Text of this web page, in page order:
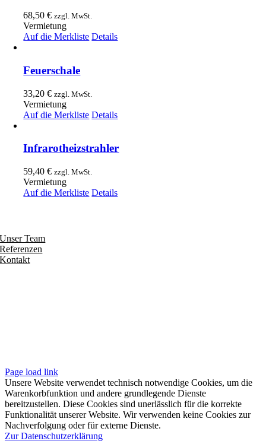
68,50€ zzgl. MwSt.
Vermietung
Auf die Merkliste Details
Feuerschale
33,20€ zzgl. MwSt.
Vermietung
Auf die Merkliste Details
Infrarotheizstrahler
59,40€ zzgl. MwSt.
Vermietung
Auf die Merkliste Details
Unser Team
Referenzen
Kontakt
Page load link
Unsere Website verwendet technisch notwendige Cookies, um die
Warenkorbfunktion und andere grundlegende Dienste
bereitzustellen. Diese Cookies sind unerlässlich für die korrekte
Funktionalität unserer Website. Wir verwenden keine Cookies zur
Nachverfolgung oder für externe Dienste.
Zur Datenschutzerklärung